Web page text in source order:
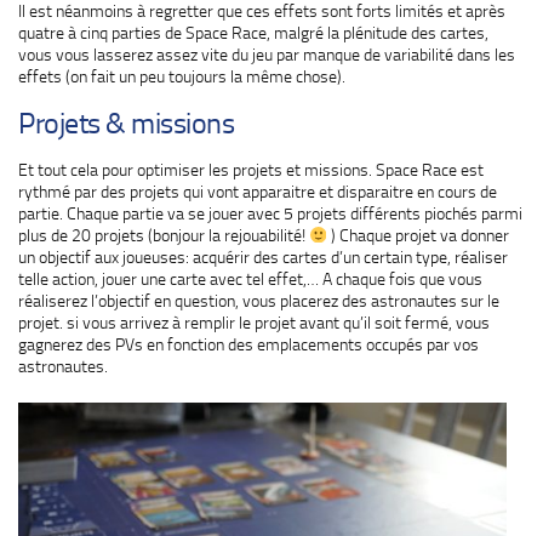
Il est néanmoins à regretter que ces effets sont forts limités et après
quatre à cinq parties de Space Race, malgré la plénitude des cartes,
vous vous lasserez assez vite du jeu par manque de variabilité dans les
effets (on fait un peu toujours la même chose).
Projets & missions
Et tout cela pour optimiser les projets et missions. Space Race est
rythmé par des projets qui vont apparaitre et disparaitre en cours de
partie. Chaque partie va se jouer avec 5 projets différents piochés parmi
plus de 20 projets (bonjour la rejouabilité!
) Chaque projet va donner
un objectif aux joueuses: acquérir des cartes d’un certain type, réaliser
telle action, jouer une carte avec tel effet,… A chaque fois que vous
réaliserez l’objectif en question, vous placerez des astronautes sur le
projet. si vous arrivez à remplir le projet avant qu’il soit fermé, vous
gagnerez des PVs en fonction des emplacements occupés par vos
astronautes.